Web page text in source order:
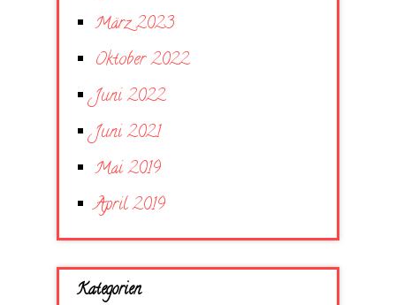
März 2023
Oktober 2022
Juni 2022
Juni 2021
Mai 2019
April 2019
Kategorien